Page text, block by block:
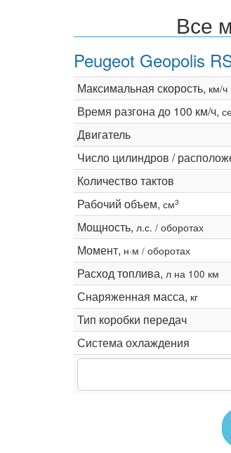
Все
Peugeot Geopolis
Максимальная скорость, км/ч
Время разгона до 100 км/ч,
Двигатель
Число цилиндров /
Количество тактов
Рабочий объем, см3
Мощность, л.с. / оборотах
Момент, н·м / оборотах
Расход топлива, л на 100 км
Снаряженная масса, кг
Тип коробки передач
Система охлаждения